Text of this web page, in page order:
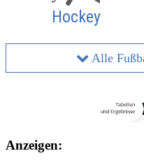
Hockey
Alle
Anzeigen: